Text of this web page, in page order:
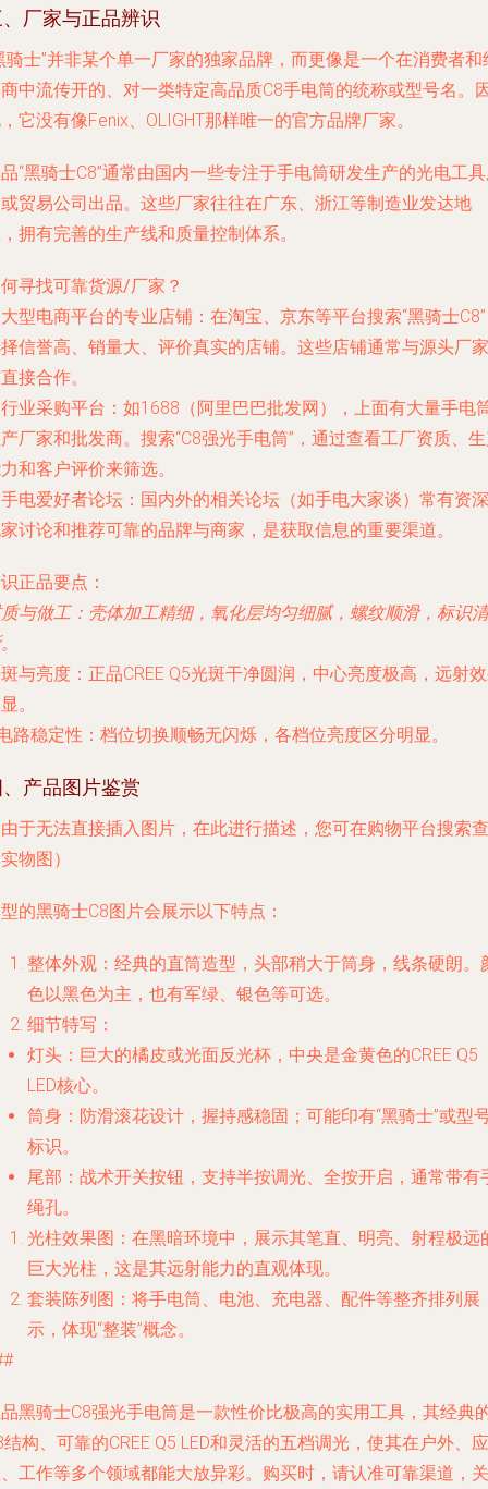
厂家与正品辨识
骑士”并非某个单一厂家的独家品牌，而更像是一个在消费者和
中流传开的、对一类特定高品质C8手电筒的统称或型号名。
它没有像Fenix、OLIGHT那样唯一的官方品牌厂家。
“黑骑士C8”通常由国内一些专注于手电筒研发生产的光电工
或贸易公司出品。这些厂家往往在广东、浙江等制造业发达地
拥有完善的生产线和质量控制体系。
寻找可靠货源/厂家？
大型电商平台的专业店铺 ：在淘宝、京东等平台搜索“黑骑士
信誉高、销量大、评价真实的店铺。这些店铺通常与源头厂家
接合作。
行业采购平台 ：如1688（阿里巴巴批发网），上面有大量手电
厂家和批发商。搜索“C8强光手电筒”，通过查看工厂资质、
和客户评价来筛选。
手电爱好者论坛 ：国内外的相关论坛（如手电大家谈）常有资深
讨论和推荐可靠的品牌与商家，是获取信息的重要渠道。
正品要点 ：
与做工：壳体加工精细，氧化层均匀细腻，螺纹顺滑，标识清
与亮度 ：正品CREE Q5光斑干净圆润，中心亮度极高，远射
。
路稳定性 ：档位切换顺畅无闪烁，各档位亮度区分明显。
产品图片鉴赏
于无法直接插入图片，在此进行描述，您可在购物平台搜索查
物图）
的黑骑士C8图片会展示以下特点：
整体外观 ：经典的直筒造型，头部稍大于筒身，线条硬朗。
色以黑色为主，也有军绿、银色等可选。
细节特写 ：
灯头 ：巨大的橘皮或光面反光杯，中央是金黄色的CREE Q5
LED核心。
筒身 ：防滑滚花设计，握持感稳固；可能印有“黑骑士”或型
标识。
尾部 ：战术开关按钮，支持半按调光、全按开启，通常带有
绳孔。
光柱效果图 ：在黑暗环境中，展示其笔直、明亮、射程极远
巨大光柱，这是其远射能力的直观体现。
套装陈列图 ：将手电筒、电池、充电器、配件等整齐排列展
示，体现“整装”概念。
黑骑士C8强光手电筒是一款性价比极高的实用工具，其经典
结构、可靠的CREE Q5 LED和灵活的五档调光，使其在户外、应
工作等多个领域都能大放异彩。购买时，请认准可靠渠道，关